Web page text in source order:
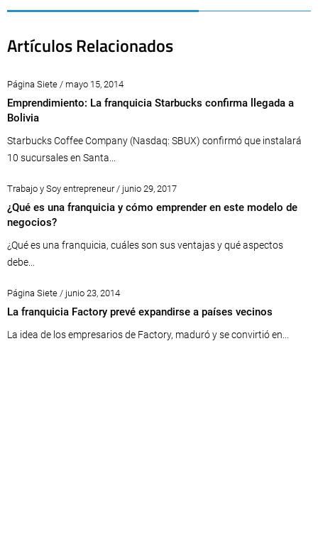
Artículos Relacionados
Página Siete / mayo 15, 2014
Emprendimiento: La franquicia Starbucks confirma llegada a
Bolivia
Starbucks Coffee Company (Nasdaq: SBUX) confirmó que instalará
10 sucursales en Santa...
Trabajo y Soy entrepreneur / junio 29, 2017
¿Qué es una franquicia y cómo emprender en este modelo de
negocios?
¿Qué es una franquicia, cuáles son sus ventajas y qué aspectos
debe...
Página Siete / junio 23, 2014
La franquicia Factory prevé expandirse a países vecinos
La idea de los empresarios de Factory, maduró y se convirtió en...